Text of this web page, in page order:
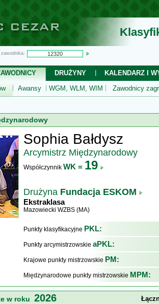
DRUŻYNY
KALENDARZ I
Awansy WGM, WLM, WIM Zawodnicy
Sophia Bałdysz
Arcymistrz Międzynarodowy
Współczynnik WK = 19
Drużyna Fundacja ESKOM
Ekstraklasa
Mazowiecki WZBS (MA)
Punkty klasyfikacyjne PKL:
Punkty arcymistrzowskie aPKL:
Krajowe punkty mistrzowskie PM:
Międzynarodowe punkty mistrzowskie MPM:
w roku 2026